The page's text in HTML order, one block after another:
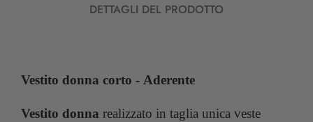
DETTAGLI DEL PRODOTTO
Vestito donna corto - Aderente
Vestito donna realizzato in taglia unica veste